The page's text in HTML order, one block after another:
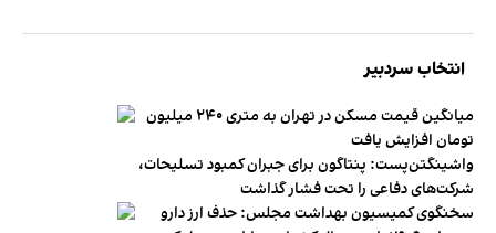
انتخاب سردبیر
میانگین قیمت مسکن در تهران به متری ۲۴۰ میلیون
تومان افزایش یافت
واشینگتن‌پست: پنتاگون برای جبران کمبود تسلیحات،
شرکت‌های دفاعی را تحت فشار گذاشت
سخنگوی کمیسیون بهداشت مجلس: حذف ارز دارو